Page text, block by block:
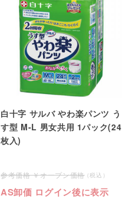
白十字 サルバ やわ楽パンツ う
す型 M-L 男女共用 1パック(24
枚入)
オープン価格
AS卸価 ログイン後に表示